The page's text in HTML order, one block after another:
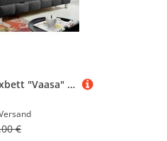
Home affaire Boxbett "Vaasa" inkl. Bettkasten & Topper, XXL-Ausführung, Überlänge 220 cm
€